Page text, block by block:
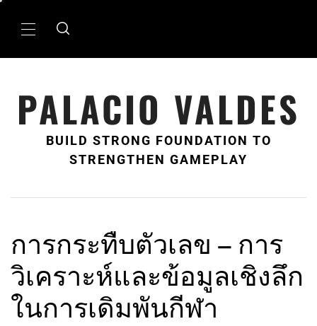
Primary
PALACIO VALDES
BUILD STRONG FOUNDATION TO
STRENGTHEN GAMEPLAY
การกระทืบตัวเลข – การ
วิเคราะห์และข้อมูลเชิงลึก
ในการเดิมพันกีฬา